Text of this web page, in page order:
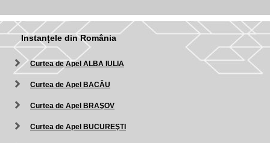
Instanțele din România
Curtea de Apel ALBA IULIA
Curtea de Apel BACĂU
Curtea de Apel BRAŞOV
Curtea de Apel BUCUREŞTI